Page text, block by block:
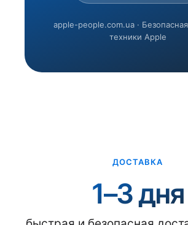
apple-people.com.ua ·
техники Apple
ДОСТАВКА
1–3 дня